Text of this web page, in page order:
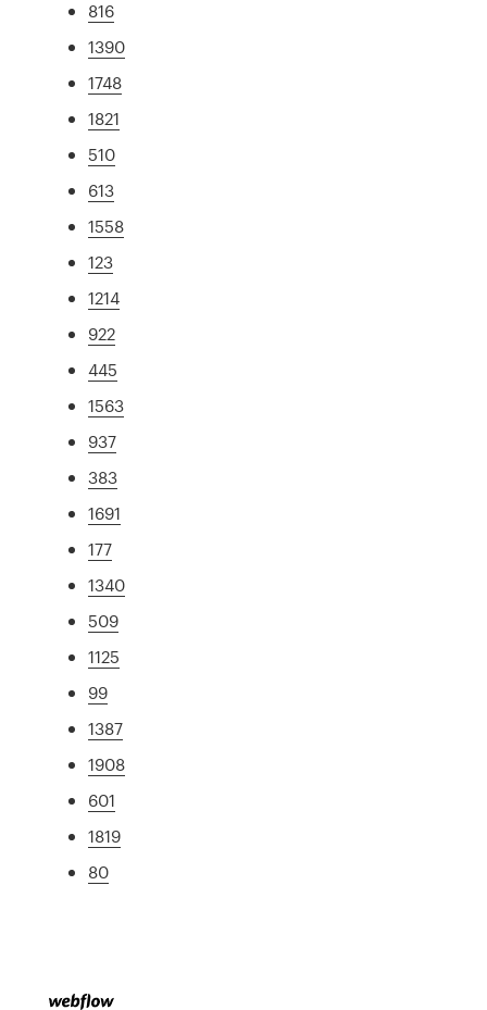
816
1390
1748
1821
510
613
1558
123
1214
922
445
1563
937
383
1691
177
1340
509
1125
99
1387
1908
601
1819
80